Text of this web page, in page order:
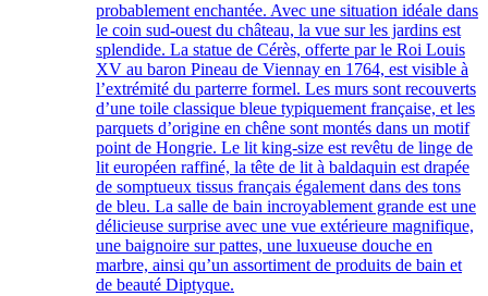
probablement enchantée. Avec une situation idéale dans
le coin sud-ouest du château, la vue sur les jardins est
splendide. La statue de Cérès, offerte par le Roi Louis
XV au baron Pineau de Viennay en 1764, est visible à
l’extrémité du parterre formel. Les murs sont recouverts
d’une toile classique bleue typiquement française, et les
parquets d’origine en chêne sont montés dans un motif
point de Hongrie. Le lit king-size est revêtu de linge de
lit européen raffiné, la tête de lit à baldaquin est drapée
de somptueux tissus français également dans des tons
de bleu. La salle de bain incroyablement grande est une
délicieuse surprise avec une vue extérieure magnifique,
une baignoire sur pattes, une luxueuse douche en
marbre, ainsi qu’un assortiment de produits de bain et
de beauté Diptyque.